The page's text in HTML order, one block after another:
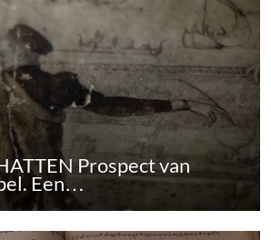
Prospect van
Een…